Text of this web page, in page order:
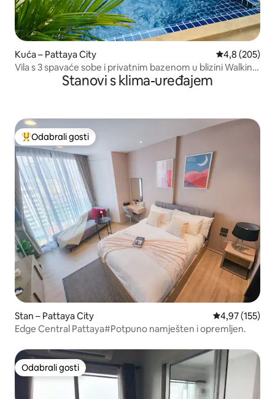
Kuća – Pattaya City Prosječna
4,8 (205)
Vila s 3 spavaće sobe i privatnim bazenom u blizini Walking
Stanovi s klima-uređajem
Među najviše rangiranima s oznakom „Odabrali gosti”
Odabrali gosti
Stan – Pattaya City Prosječna
4,97 (155)
Edge Central Pattaya#Potpuno namješten i opremljen.
Odabrali gosti
Odabrali gosti